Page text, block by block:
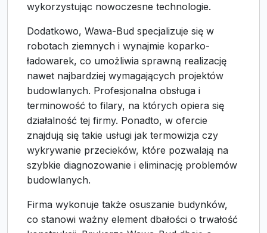
wykorzystując nowoczesne technologie.
Dodatkowo, Wawa-Bud specjalizuje się w
robotach ziemnych i wynajmie koparko-
ładowarek, co umożliwia sprawną realizację
nawet najbardziej wymagających projektów
budowlanych. Profesjonalna obsługa i
terminowość to filary, na których opiera się
działalność tej firmy. Ponadto, w ofercie
znajdują się takie usługi jak termowizja czy
wykrywanie przecieków, które pozwalają na
szybkie diagnozowanie i eliminację problemów
budowlanych.
Firma wykonuje także osuszanie budynków,
co stanowi ważny element dbałości o trwałość